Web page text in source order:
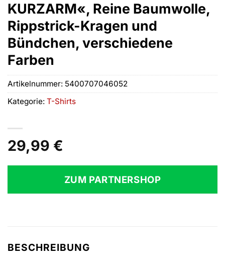
KURZARM«, Reine Baumwolle,
Rippstrick-Kragen und
Bündchen, verschiedene
Farben
29,99 €
ZUM PARTNERSHOP
Artikelnummer: 5400707046052
Kategorie: T-Shirts
BESCHREIBUNG